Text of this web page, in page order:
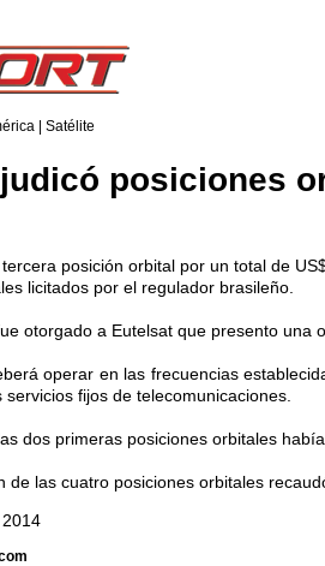
| Satélite
posiciones
posición orbital por un total de
licitados por el regulador brasileño.
otorgado a Eutelsat que presento
operar en las frecuencias
fijos de telecomunicaciones.
dos primeras posiciones orbitales
de las cuatro posiciones orbitales